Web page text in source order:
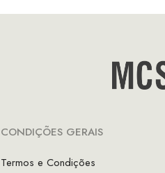
CONDIÇÕES GERAIS
Termos e Condições